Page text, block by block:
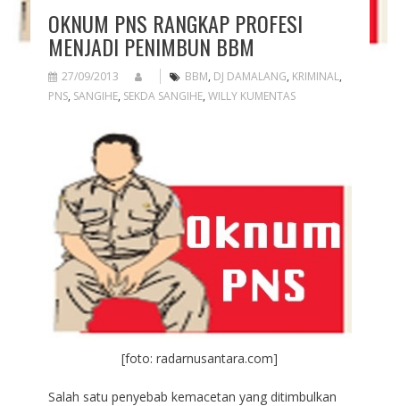
OKNUM PNS RANGKAP PROFESI
MENJADI PENIMBUN BBM
27/09/2013 BBM, DJ DAMALANG, KRIMINAL,
PNS, SANGIHE, SEKDA SANGIHE, WILLY KUMENTAS
[foto: radarnusantara.com]
Salah satu penyebab kemacetan yang ditimbulkan